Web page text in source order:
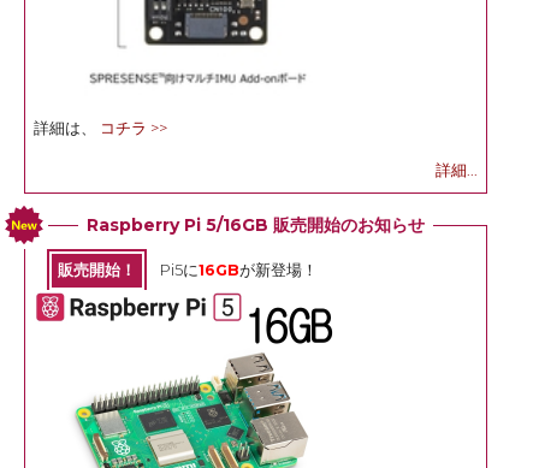
詳細は、 コチラ >>
詳細...
Raspberry Pi 5/16GB 販売開始のお知らせ
販売開始！ Pi5に16GBが新登場！